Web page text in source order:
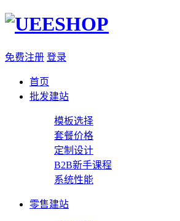
免费注册 登录
首页
批发建站
模板选择
套餐价格
定制设计
B2B新手课程
系统性能
零售建站